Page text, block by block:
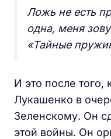
Ложь не есть
одна, меня
«Тайные
И это после того,
Лукашенко в
Зеленскому. Он
этой войны. Он